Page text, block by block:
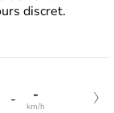
discret.
- -
km/h